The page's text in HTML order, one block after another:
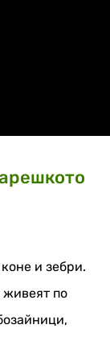
и зебри.
живеят по